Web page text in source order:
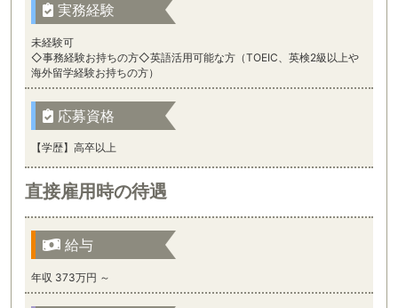
実務経験
未経験可
◇事務経験お持ちの方◇英語活用可能な方（TOEIC、英検2級以上や
海外留学経験お持ちの方）
応募資格
【学歴】高卒以上
直接雇用時の待遇
給与
年収 373万円 ～